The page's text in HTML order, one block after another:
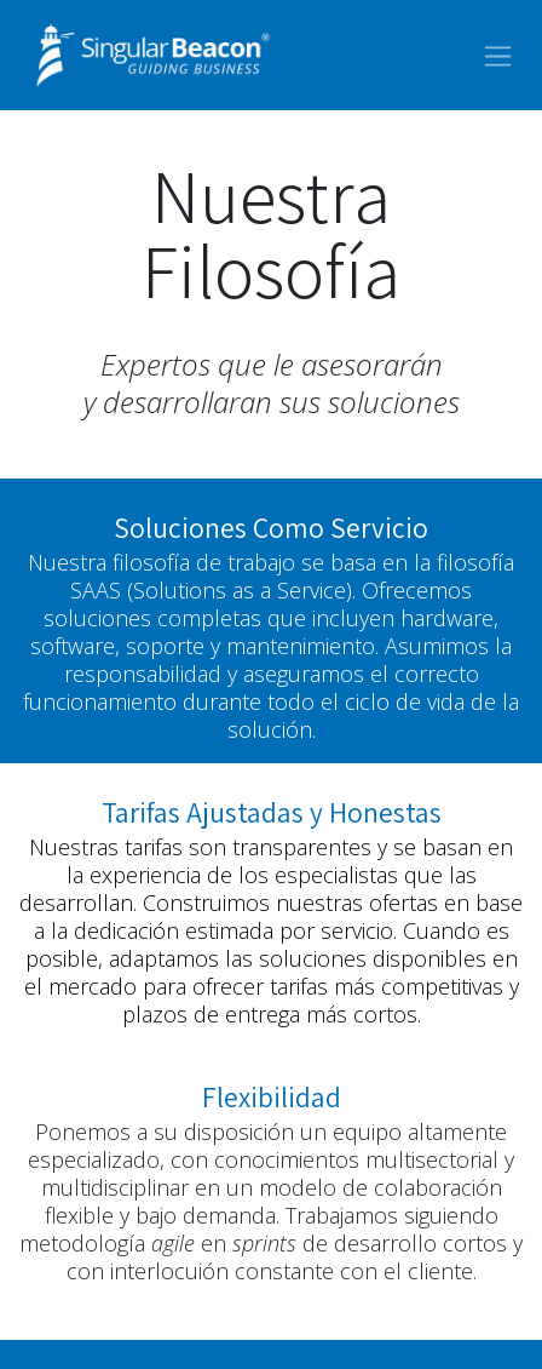
Nuestra
Filosofía
Expertos que le asesorarán
y desarrollaran sus soluciones
Soluciones Como Servicio
Nuestra filosofía de trabajo se basa en la filosofía
SAAS (Solutions as a Service). Ofrecemos
soluciones completas que incluyen hardware,
software, soporte y mantenimiento. Asumimos la
responsabilidad y aseguramos el correcto
funcionamiento durante todo el ciclo de vida de la
solución.
Tarifas Ajustadas y Honestas
Nuestras tarifas son transparentes y se basan en
la experiencia de los especialistas que las
desarrollan. Construimos nuestras ofertas en base
a la dedicación estimada por servicio. Cuando​ es
posible, adaptamos las soluciones disponibles en
el mercado para ofrecer tarifas más competitivas y
plazos de entrega más cortos.
Flexibilidad
Ponemos a su disposición un equipo altamente
especializado, con conocimientos multisectorial y
multidisciplinar en un modelo de colaboración
flexible y bajo demanda. Trabajamos siguiendo
metodología agile en sprints de desarrollo cortos y
con interlocuión constante con el cliente.